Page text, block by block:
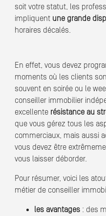
soit votre statut, les
impliquent une grande
horaires décalés.
En effet, vous devez
moments où les clients
souvent en soirée ou le
conseiller immobilier
excellente résistance au
que vous gérez tous les
commerciaux, mais aussi
vous devez être
vous laisser déborder.
Pour résumer, voici les
métier de conseiller
les avantages : des